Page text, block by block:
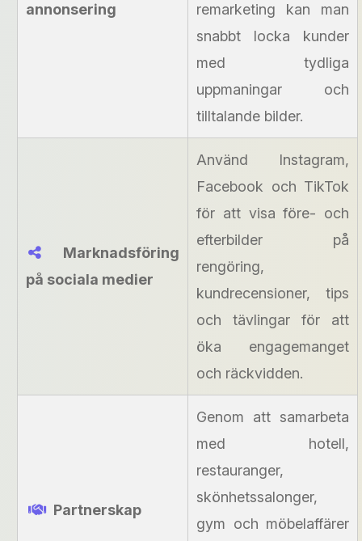
annonsering
remarketing kan man
snabbt locka kunder
med tydliga
uppmaningar och
tilltalande bilder.
Marknadsföring
på sociala medier
Använd Instagram,
Facebook och TikTok
för att visa före- och
efterbilder på
rengöring,
kundrecensioner, tips
och tävlingar för att
öka engagemanget
och räckvidden.
Partnerskap
Genom att samarbeta
med hotell,
restauranger,
skönhetssalonger,
gym och möbelaffärer